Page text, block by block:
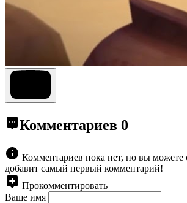
Комментариев 0
Комментариев пока нет, но вы можете
добавит самый первый комментарий!
Прокомментировать
Ваше имя